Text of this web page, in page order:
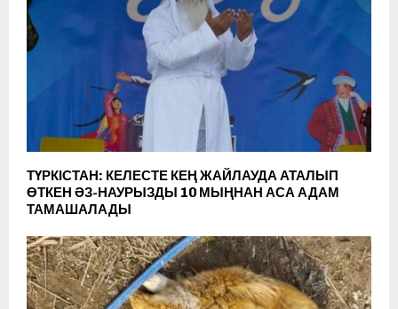
ТҮРКІСТАН: КЕЛЕСТЕ КЕҢ ЖАЙЛАУДА АТАЛЫП
ӨТКЕН ӘЗ-НАУРЫЗДЫ 10 МЫҢНАН АСА АДАМ
ТАМАШАЛАДЫ